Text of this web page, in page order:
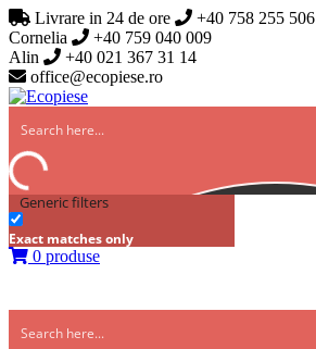
Livrare in 24 de ore
+40 758 255 506
Cornelia
+40 759 040 009
Alin
+40 021 367 31 14
office@ecopiese.ro
Generic filters
Exact matches only
0 produse